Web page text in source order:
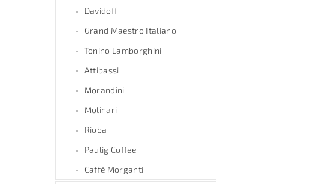
Davidoff
Grand Maestro Italiano
Tonino Lamborghini
Attibassi
Morandini
Molinari
Rioba
Paulig Coffee
Caffé Morganti